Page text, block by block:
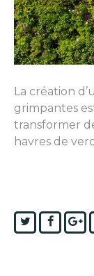
La création
grimpantes
transformer
havres de
Twitter